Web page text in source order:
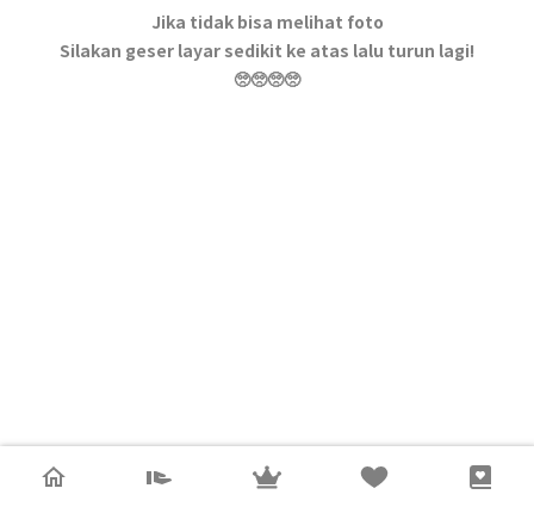
Jika tidak bisa melihat foto
Silakan geser layar sedikit ke atas lalu turun lagi!
🥺🥺🥺🥺